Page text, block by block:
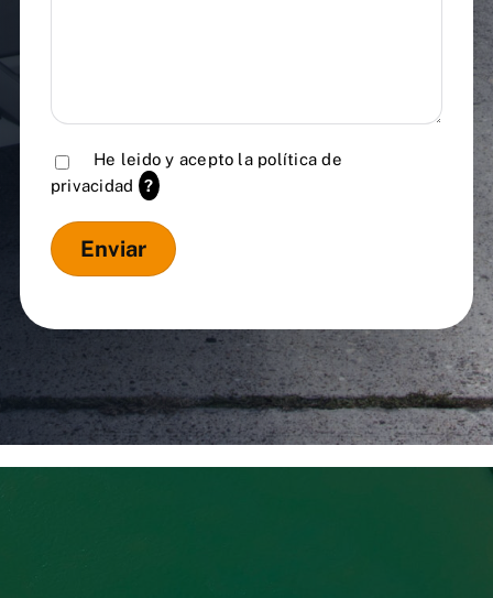
He leido y acepto la política de
privacidad
?